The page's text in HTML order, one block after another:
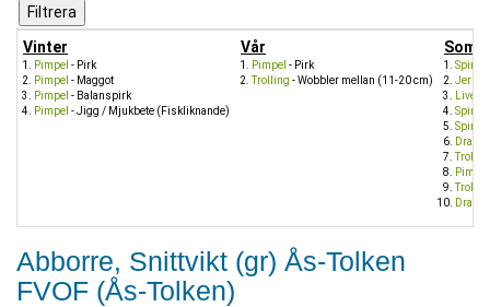
Vinter
Pimpel - Pirk
Pimpel - Maggot
Pimpel - Balanspirk
Pimpel - Jigg / Mjukbete (Fiskliknande)
Vår
Pimpel - Pirk
Trolling - Wobbler mellan (11-20 cm)
Pimpel
Abborre, Snittvikt (gr) Ås-Tolken
FVOF (Ås-Tolken)